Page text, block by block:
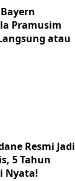
Pramusim
atau
Resmi Jadi
5 Tahun
Nyata!